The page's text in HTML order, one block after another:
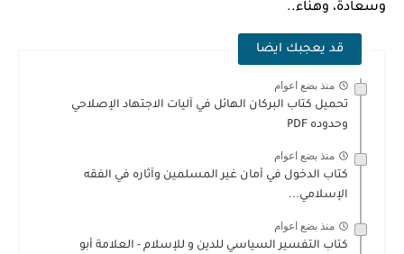
وسعادة، وهناء..
قد يعجبك ايضا
منذ بضع اعوام
تحميل كتاب البركان الهائل في آليات الاجتهاد الإصلاحي
وحدوده PDF
منذ بضع اعوام
كتاب الدخول في أمان غير المسلمين وآثاره في الفقه
الإسلامي...
منذ بضع اعوام
كتاب التفسير السياسي للدين و للإسلام - العلامة أبو